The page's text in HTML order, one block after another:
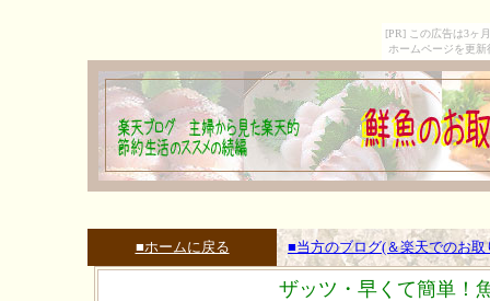
[PR] この広告は3ヶ
ホームページを更
■ホームに戻る ■当方のブログ(＆楽天でのお
ザッツ・早くて簡単！